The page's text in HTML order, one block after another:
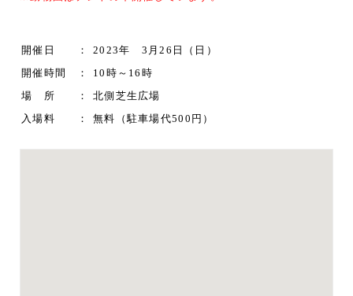
開催日 2023年 3月26日（日）
開催時間 10時～16時
場 所 北側芝生広場
入場料 無料（駐車場代500円）